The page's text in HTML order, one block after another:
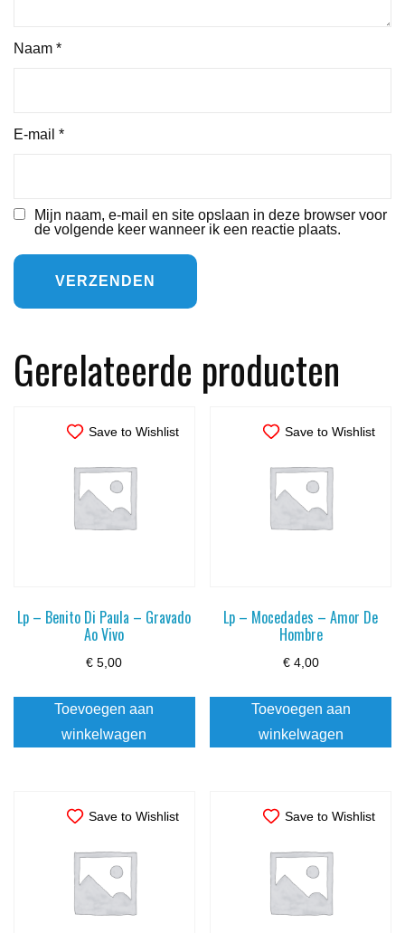
Naam *
E-mail *
Mijn naam, e-mail en site opslaan in deze browser voor
de volgende keer wanneer ik een reactie plaats.
Gerelateerde producten
Save to Wishlist
Lp – Benito Di Paula – Gravado
Ao Vivo
€ 5,00
Toevoegen aan
winkelwagen
Save to Wishlist
Lp – Mocedades – Amor De
Hombre
€4,00
Toevoegen aan
winkelwagen
Save to Wishlist Save to Wishlist